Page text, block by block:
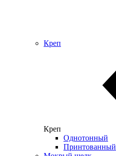
Креп
Креп
Однотонный
Принтованный